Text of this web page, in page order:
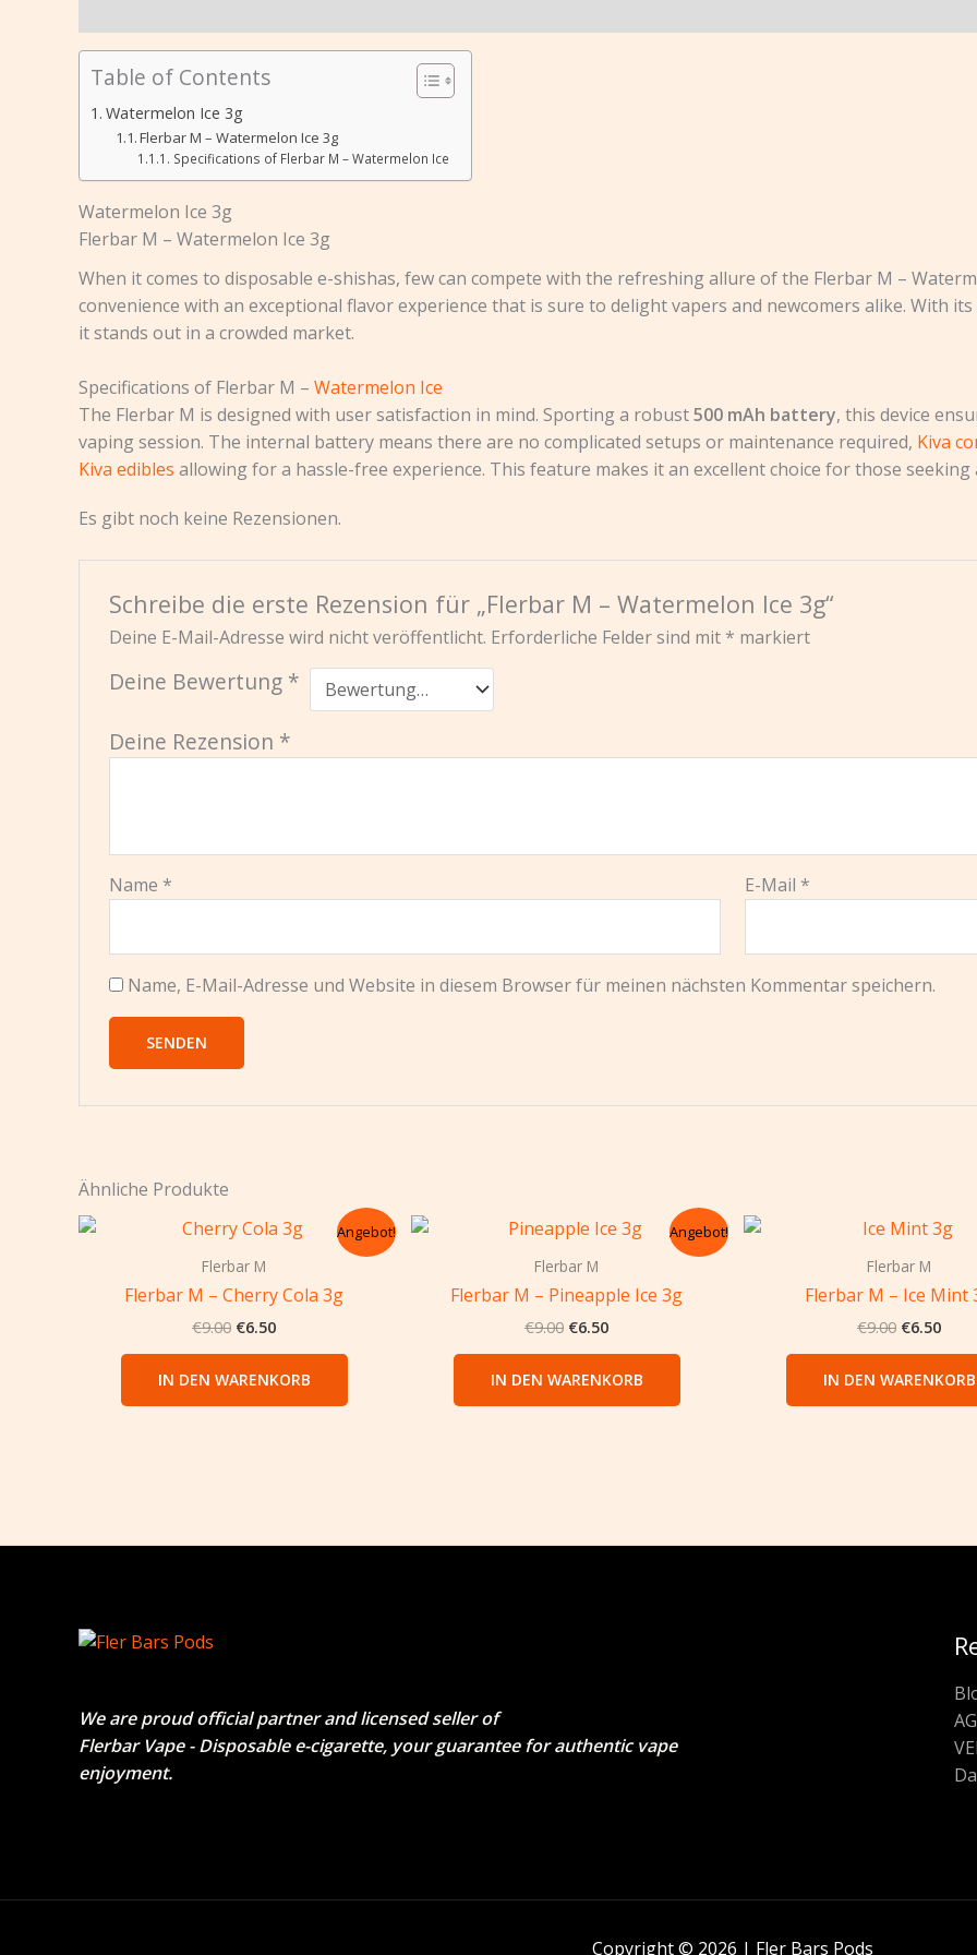
Table of Contents
Watermelon Ice 3g
Flerbar M – Watermelon Ice 3g
Specifications of Flerbar M – Watermelon Ice
Watermelon Ice 3g
Flerbar M – Watermelon Ice 3g
When it comes to disposable e-shishas, few can compete with the refreshing allure of the Flerbar M –
convenience with an exceptional flavor experience that is sure to delight vapers and newcomers alike. With
it stands out in a crowded market.
Specifications of Flerbar M – Watermelon Ice
The Flerbar M is designed with user satisfaction in mind. Sporting a robust500 mAh battery, this device
vaping session. The internal battery means there are no complicated setups or maintenance required, Kiva
Kiva edibles allowing for a hassle-free experience. This feature makes it an excellent choice for those
Es gibt noch keine Rezensionen.
Schreibe die erste Rezension für „Flerbar M – Watermelon Ice 3g“
Deine E-Mail-Adresse wird nicht veröffentlicht. Erforderliche Felder sind mit * markiert
Deine Bewertung *
Deine Rezension *
Name * E-Mail *
Name, E-Mail-Adresse und Website in diesem Browser für meinen nächsten Kommentar speichern.
Ähnliche Produkte
Angebot!
Flerbar M
Flerbar M – Cherry Cola 3g
€9.00
Ursprünglicher
war:
€6.50
Aktueller
Preis
IN DEN WARENKORB
Angebot!
Flerbar M
Flerbar M – Pineapple Ice 3g
€9.00
Ursprünglicher
Preis
war:
€6.50
Aktueller
Preis
IN DEN WARENKORB
Flerbar M
Flerbar M – Ice Mint
€9.00
war:
€6.50
Preis
IN DEN WARENKORB
We are proud official partner and licensed seller of
Flerbar Vape - Disposable e-cigarette, your guarantee for authentic vape
enjoyment.
Copyright © 2026 | Fler Bars Pods